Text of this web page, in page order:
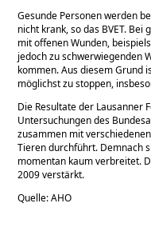
Gesunde Personen werden
nicht krank, so das BVET.
mit offenen Wunden,
jedoch zu schwerwiegenden
kommen. Aus diesem Grund
möglichst zu stoppen,
Die Resultate der Lausanner
Untersuchungen des
zusammen mit
Tieren durchführt. Demnach
momentan kaum verbreitet.
2009 verstärkt.
Quelle: AHO